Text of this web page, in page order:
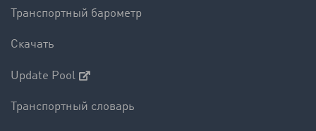
Транспортный барометр
Скачать
Update Pool
Транспортный словарь